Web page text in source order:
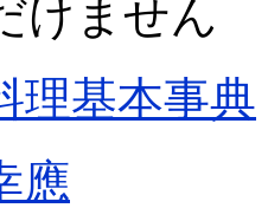
けません
理基本事典
應